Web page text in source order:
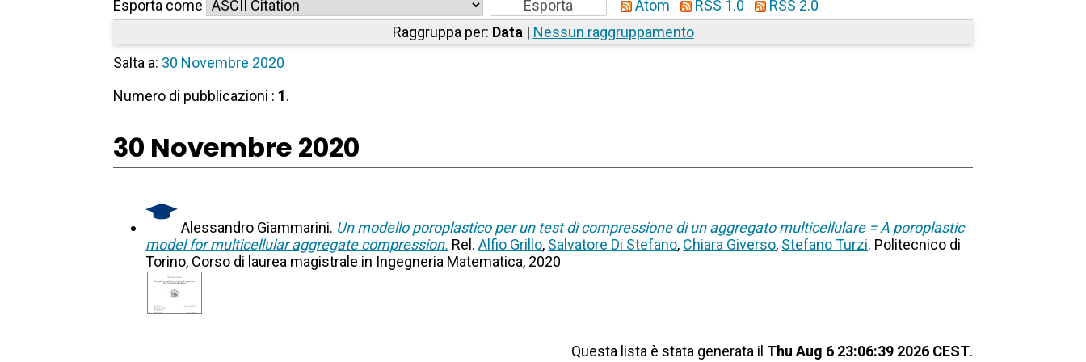
Esporta come Atom RSS 1.0
RSS 2.0
Raggruppa per: Data| Nessun raggruppamento
Salta a: 30 Novembre 2020
Numero di pubblicazioni : 1.
30 Novembre 2020
Alessandro Giammarini. Un modello poroplastico per un test di compressione di un aggregato multicellulare = A poroplastic
model for multicellular aggregate compression. Rel.Alfio Grillo, Salvatore Di Stefano, Chiara Giverso, Stefano Turzi. Politecnico di
Torino, Corso di laurea magistrale in Ingegneria Matematica, 2020
Questa lista è stata generata il Thu Aug 6 23:06:39 2026 CEST.